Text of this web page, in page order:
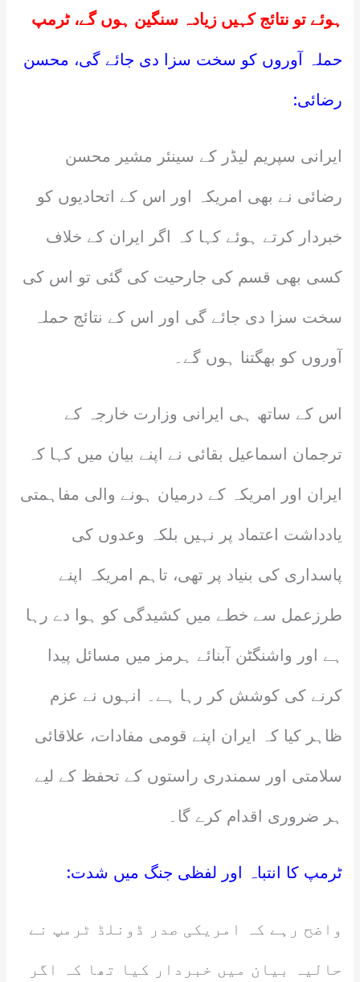
ہوئے تو نتائج کہیں زیادہ سنگین ہوں گے، ٹرمپ
حملہ آوروں کو سخت سزا دی جائے گی، محسن
رضائی:
ایرانی سپریم لیڈر کے سینئر مشیر محسن
رضائی نے بھی امریکہ اور اس کے اتحادیوں کو
خبردار کرتے ہوئے کہا کہ اگر ایران کے خلاف
کسی بھی قسم کی جارحیت کی گئی تو اس کی
سخت سزا دی جائے گی اور اس کے نتائج حملہ
آوروں کو بھگتنا ہوں گے۔
اس کے ساتھ ہی ایرانی وزارت خارجہ کے
ترجمان اسماعیل بقائی نے اپنے بیان میں کہا کہ
ایران اور امریکہ کے درمیان ہونے والی مفاہمتی
یادداشت اعتماد پر نہیں بلکہ وعدوں کی
پاسداری کی بنیاد پر تھی، تاہم امریکہ اپنے
طرزعمل سے خطے میں کشیدگی کو ہوا دے رہا
ہے اور واشنگٹن آبنائے ہرمز میں مسائل پیدا
کرنے کی کوشش کر رہا ہے۔ انہوں نے عزم
ظاہر کیا کہ ایران اپنے قومی مفادات، علاقائی
سلامتی اور سمندری راستوں کے تحفظ کے لیے
ہر ضروری اقدام کرے گا۔
ٹرمپ کا انتباہ اور لفظی جنگ میں شدت:
واضح رہے کہ امریکی صدر ڈونلڈ ٹرمپ نے
حالیہ بیان میں خبردار کیا تھا کہ اگر